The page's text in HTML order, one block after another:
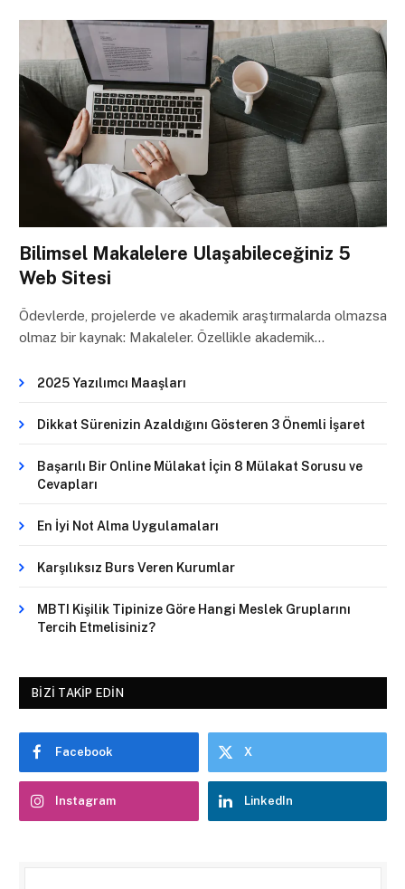
Bilimsel Makalelere Ulaşabileceğiniz 5
Web Sitesi
Ödevlerde, projelerde ve akademik araştırmalarda olmazsa
olmaz bir kaynak: Makaleler. Özellikle akademik…
2025 Yazılımcı Maaşları
Dikkat Sürenizin Azaldığını Gösteren 3 Önemli İşaret
Başarılı Bir Online Mülakat İçin 8 Mülakat Sorusu ve
Cevapları
En İyi Not Alma Uygulamaları
Karşılıksız Burs Veren Kurumlar
MBTI Kişilik Tipinize Göre Hangi Meslek Gruplarını
Tercih Etmelisiniz?
BIZI TAKIP EDIN
Facebook X
Instagram LinkedIn